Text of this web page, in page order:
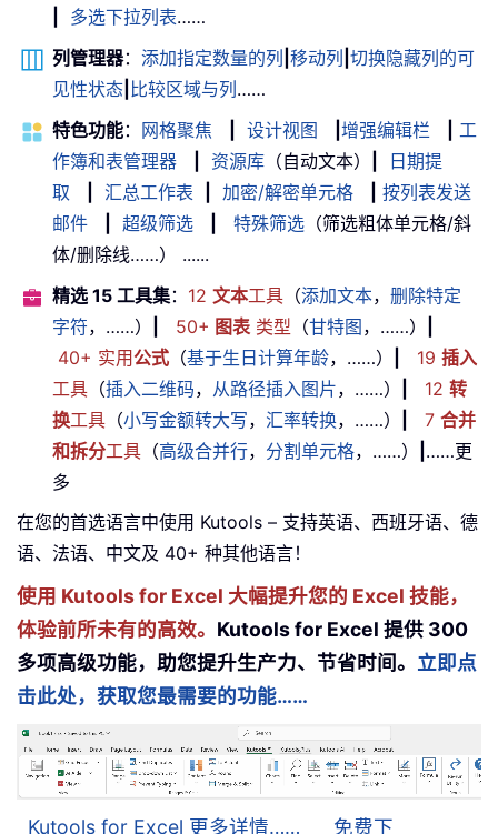
多选下拉列表……
列管理器： 添加指定数量的列 移动列 切换隐藏列的可
见性状态 比较区域与列……
特色功能： 网格聚焦 设计视图 增强编辑栏
工
作簿和表管理器
资源库 （自动文本）
日期提
取
汇总工作表 加密/解密单元格
按列表发送
邮件
超级筛选 特殊筛选 （筛选粗体单元格/斜
体/删除线……） ......
精选 15 工具集： 12 文本工具 （添加文本， 删除特定
字符，……） 50+ 图表 类型 （甘特图，……）
40+ 实用公式 （基于生日计算年龄，……） 19 插入
工具 （插入二维码， 从路径插入图片，……） 12 转
换工具 （小写金额转大写， 汇率转换，……） 7 合并
和拆分工具 （高级合并行， 分割单元格，……）
……更
多
在您的首选语言中使用 Kutools – 支持英语、西班牙语、德
语、法语、中文及 40+ 种其他语言！
使用 Kutools for Excel 大幅提升您的 Excel 技能，
体验前所未有的高效。 Kutools for Excel 提供 300
多项高级功能，助您提升生产力、节省时间。 立即点
击此处，获取您最需要的功能……
Kutools for Excel 更多详情……
免费下